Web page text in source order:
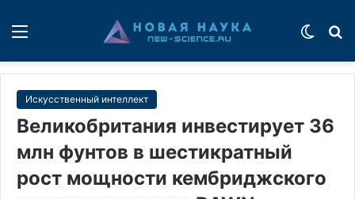
Искусственный интеллект
Великобритания инвестирует 36
млн фунтов в шестикратный
рост мощности кембриджского